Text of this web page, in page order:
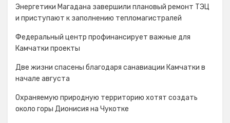
Энергетики Магадана завершили плановый ремонт ТЭЦ
и приступают к заполнению тепломагистралей
Федеральный центр профинансирует важные для
Камчатки проекты
Две жизни спасены благодаря санавиации Камчатки в
начале августа
Охраняемую природную территорию хотят создать
около горы Дионисия на Чукотке